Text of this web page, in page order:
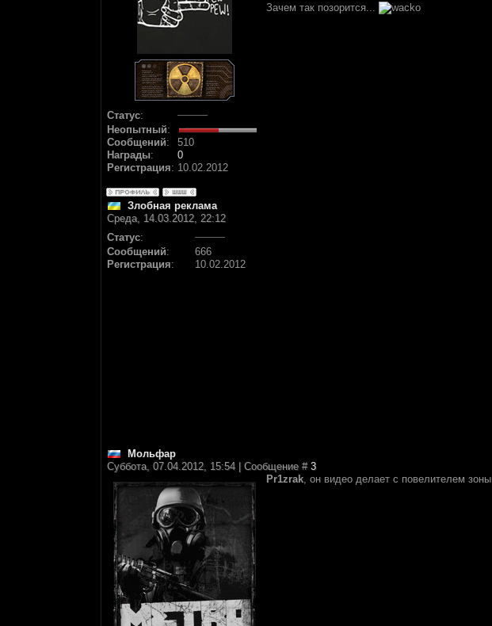
Статус:
Неопытный:
Сообщений:
510
Награды:
0
Регистрация: 10.02.2012
Зачем так позорится...
Злобная реклама
Среда, 14.03.2012, 22:12
Статус:
Сообщений:
666
Регистрация: 10.02.2012
Мольфар
Суббота, 07.04.2012, 15:54 | Сообщение # 3
Pr1zrak, он видео делает с повелителем зоны